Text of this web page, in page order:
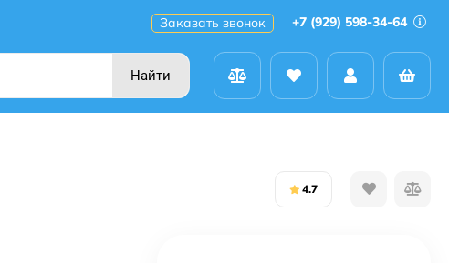
Заказать звонок +7 (929) 598-34-64
Найти
4.7